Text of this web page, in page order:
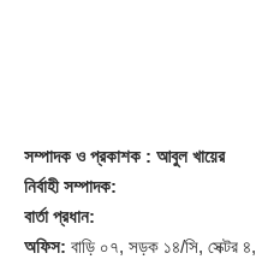
সম্পাদকও প্রকাশক : আবুল খায়ের
নির্বাহী সম্পাদক:
বার্তা প্রধান:
অফিস: বাড়ি ০৭, সড়ক ১৪/সি, সেক্টর ৪,